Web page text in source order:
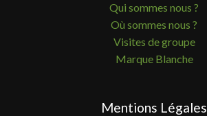
Qui sommes nous ?
Où sommes nous ?
Visites de groupe
Marque Blanche
Mentions Légales